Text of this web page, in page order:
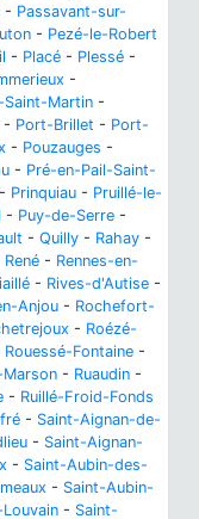
- Passavant-sur-
- Pezé-le-Robert
- Placé - Plessé -
-
Saint-Martin -
- Port-Brillet - Port-
- Pouzauges -
- Pré-en-Pail-Saint-
- Prinquiau - Pruillé-le-
- Puy-de-Serre -
- Quilly - Rahay -
René - Rennes-en-
- Rives-d'Autise -
Anjou - Rochefort-
- Roézé-
Rouessé-Fontaine -
Marson - Ruaudin -
- Ruillé-Froid-Fonds
- Saint-Aignan-de-
- Saint-Aignan-
- Saint-Aubin-des-
- Saint-Aubin-
- Saint-